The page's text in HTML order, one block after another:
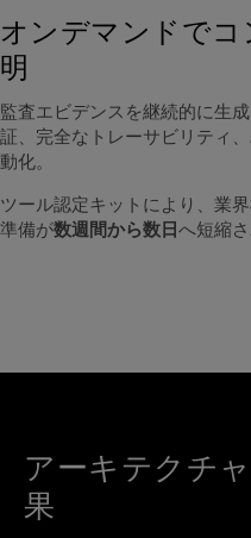
オンデマンドで
明
監査エビデンスを継続的に生
証、完全なトレーサビリティ
動化。
ツール認定キットにより、業
準備が数週間から数日へ短縮さ
アーキテクチ
果